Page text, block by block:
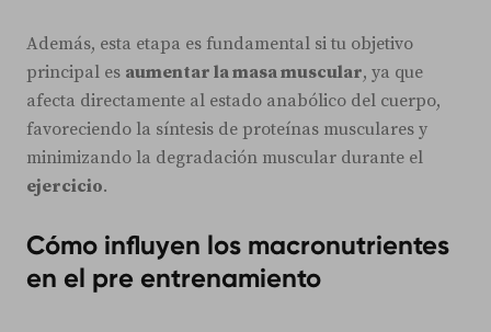
Además, esta etapa es fundamental si tu objetivo
principal es aumentar la masa muscular, ya que
afecta directamente al estado anabólico del cuerpo,
favoreciendo la síntesis de proteínas musculares y
minimizando la degradación muscular durante el
ejercicio.
Cómo influyen los macronutrientes
en el pre entrenamiento